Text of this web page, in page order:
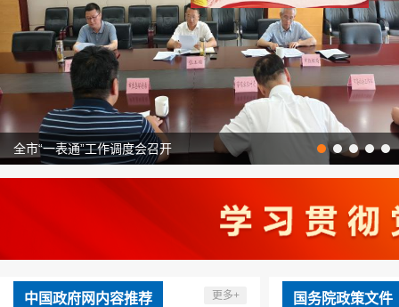
全市“一表通”工作调度会召开
中国政府网内容推荐 更多+ 国务院政策文件